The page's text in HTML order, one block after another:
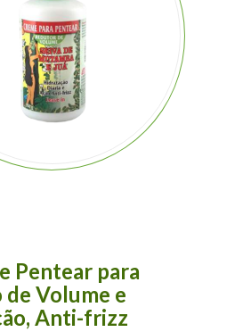
Pentear para
de Volume e
Anti-frizz